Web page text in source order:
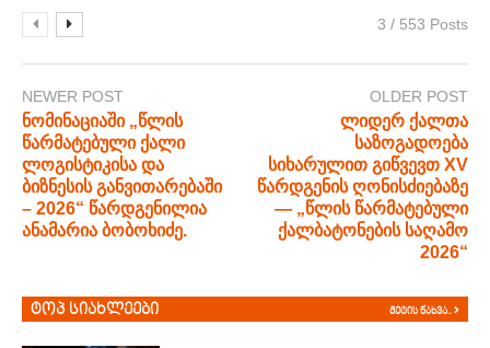
3 / 553 Posts
NEWER POST
ნომინაციაში „წლის
წარმატებული ქალი
ლოგისტიკისა და
ბიზნესის განვითარებაში
– 2026“ წარდგენილია
ანამარია ბობოხიძე.
OLDER POST
ლიდერ ქალთა
საზოგადოება
სიხარულით გიწვევთ XV
წარდგენის ღონისძიებაზე
— „წლის წარმატებული
ქალბატონების საღამო
2026“
ტოპ სიახლეები მეტის ნახვა..